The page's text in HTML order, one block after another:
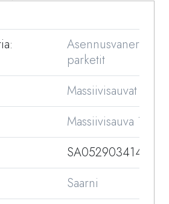
Asennusvaneriin
parketit
Massiivisauvat
Massiivisauva 15
SA052903414-33
Saarni